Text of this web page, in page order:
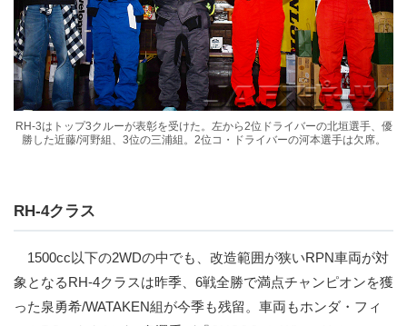
RH-3はトップ3クルーが表彰を受けた。左から2位ドライバーの北垣選手、優
勝した近藤/河野組、3位の三浦組。2位コ・ドライバーの河本選手は欠席。
RH-4クラス
1500cc以下の2WDの中でも、改造範囲が狭いRPN車両が対
象となるRH-4クラスは昨季、6戦全勝で満点チャンピオンを獲
った泉勇希/WATAKEN組が今季も残留。車両もホンダ・フィ